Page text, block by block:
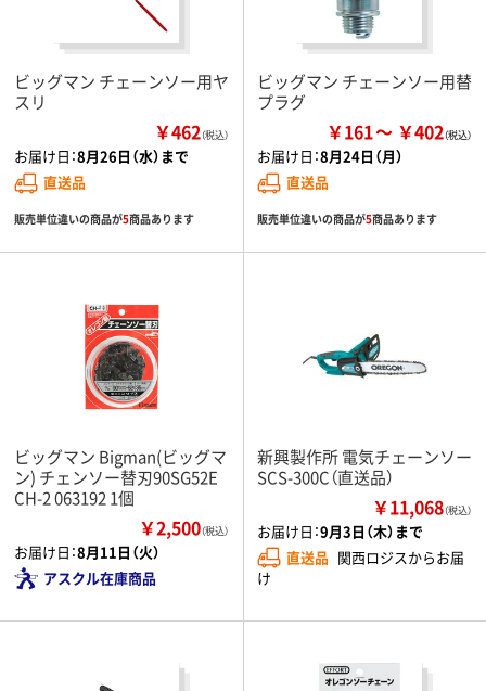
ビッグマン チェーンソー用ヤ
スリ
￥462（税込）
お届け日：8月26日（水）まで
直送品
販売単位違いの商品が5商品あります
ビッグマン チェーンソー用替
プラグ
￥161 ￥402
お届け日：8月24日（月）
直送品
販売単位違いの商品が5商品あります
ビッグマン Bigman(ビッグマ
ン) チェンソー替刃90SG52E
CH-2 063192 1個
￥2,500（税込）
お届け日：8月11日（火）
アスクル在庫商品
新興製作所 電気チェーンソー
SCS-300C（直送品）
￥11,068（税込）
お届け日：9月3日（木）まで
直送品 関西ロジスからお届
け